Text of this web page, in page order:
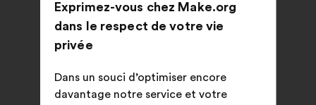
Exprimez-vous chez Make.org
dans le respect de votre vie
privée
Dans un souci d’optimiser encore
davantage notre service et votre